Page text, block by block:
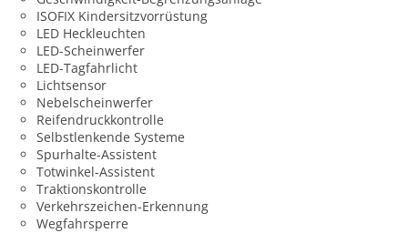
ISOFIX Kindersitzvorrüstung
LED Heckleuchten
LED-Scheinwerfer
LED-Tagfahrlicht
Lichtsensor
Nebelscheinwerfer
Reifendruckkontrolle
Selbstlenkende Systeme
Spurhalte-Assistent
Totwinkel-Assistent
Traktionskontrolle
Verkehrszeichen-Erkennung
Wegfahrsperre